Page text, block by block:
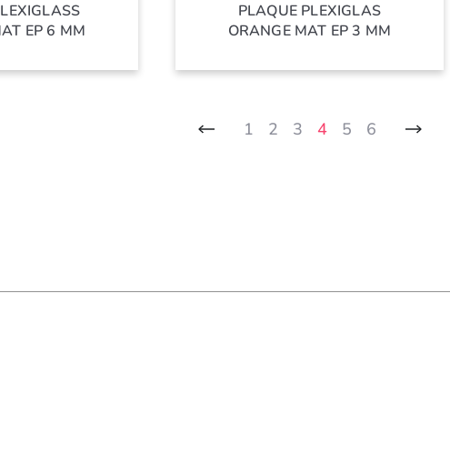
EP 6 MM
PLAQUE PLEXIGLAS
ORANGE MAT EP 3 MM
1 2 3 4 5 6